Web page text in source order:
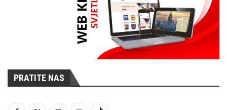
PRATITE NAS